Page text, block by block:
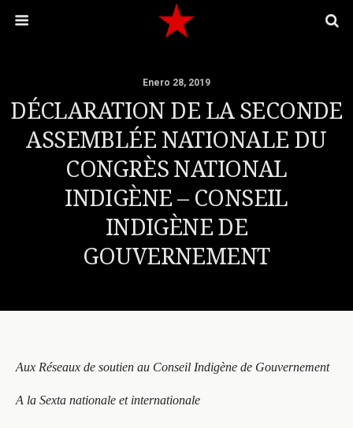
Enero 28, 2019
DÉCLARATION DE LA SECONDE
ASSEMBLÉE NATIONALE DU
CONGRÈS NATIONAL
INDIGÈNE – CONSEIL
INDIGÈNE DE
GOUVERNEMENT
Aux Réseaux de soutien au Conseil Indigène de Gouvernement
A la Sexta nationale et internationale